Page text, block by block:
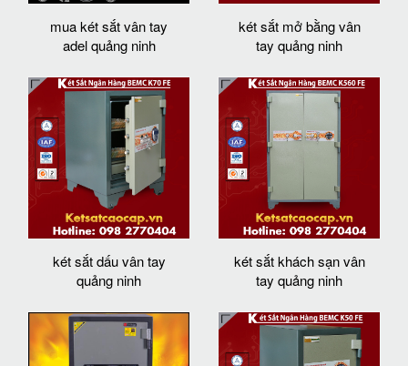
mua két sắt vân tay
adel quảng ninh
két sắt mở bằng vân
tay quảng ninh
két sắt dấu vân tay
quảng ninh
két sắt khách sạn vân
tay quảng ninh